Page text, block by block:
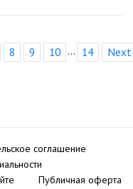
8 9 10 ... 14 Next
соглашение
Публичная оферта